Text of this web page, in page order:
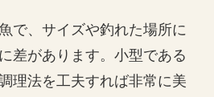
で、サイズや釣れた場所に
差があります。小型である
理法を工夫すれば非常に美